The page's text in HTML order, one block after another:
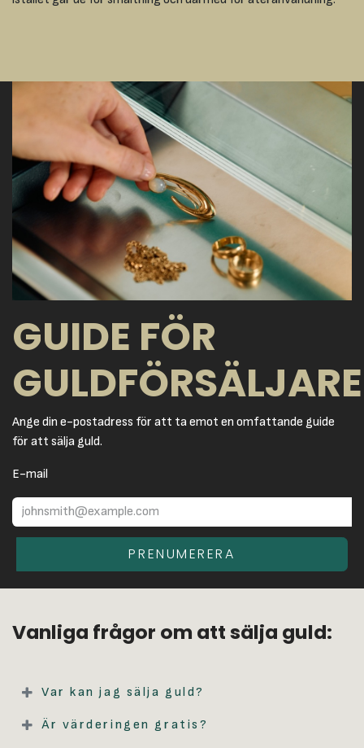
GUIDE FÖR
GULDFÖRSÄLJARE
Ange din e-postadress för att ta emot en omfattande guide
för att sälja guld.
E-mail
PRENUMERERA
Vanliga frågor om att sälja guld:
Var kan jag sälja guld?
Är värderingen gratis?